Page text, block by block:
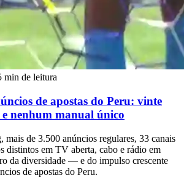
min de leitura
de apostas do Peru: vinte
e nenhum manual único
mais de 3.500 anúncios regulares, 33 canais
distintos em TV aberta, cabo e rádio em
da diversidade — e do impulso crescente
de apostas do Peru.